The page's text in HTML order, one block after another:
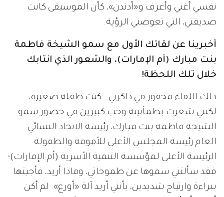
نفسي أغني وأعزف و«أدندن»، كأن الموسيقى كانت
صديقتي، التي تعوضني الرؤية.
أخبرينا عن لقائك الأول مع سمو الشيخة فاطمة
بنت مبارك (أم الإمارات)، والشعور الذي انتابك
خلال تلك اللحظة!
ذلك اللقاء محفور في ذاكرتي.. كنت طفلة صغيرة،
لكنني شعرت بطمأنينة وحب كبيرين في حضور سمو
الشيخة فاطمة بنت مبارك، رئيسة الاتحاد النسائي
العام رئيسة المجلس الأعلى للأمومة والطفولة
الرئيسة الأعلى لمؤسسة التنمية الأسرية (أم الإمارات)؛
فقد سألتني سموها عن طموحاتي، وماذا أريد، فأجبتها
ببراءة وارتياح شديدين، بأنني أريد آلة «أورغ». لم أكن